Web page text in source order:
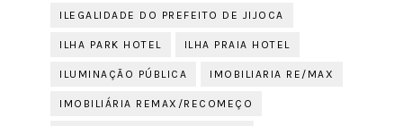
ILEGALIDADE DO PREFEITO DE JIJOCA
ILHA PARK HOTEL ILHA PRAIA HOTEL
ILUMINAÇÃO PÚBLICA IMOBILIARIA RE/MAX
IMOBILIÁRIA REMAX/RECOMEÇO